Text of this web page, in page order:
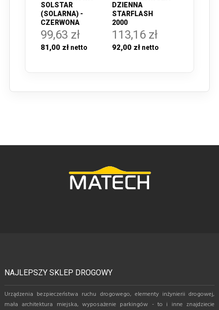
SOLSTAR
(SOLARNA) -
CZERWONA
99,63 zł
81,00 zł
DZIENNA
STARFLASH
2000
113,16 zł
92,00 zł
NAJLEPSZY SKLEP DROGOWY
Urządzenia bezpieczeństwa ruchu drogowego, elementy inżynierii drogowej,
mała architektura miejska, wyposażenie parkingów - to i inne znajdziecie